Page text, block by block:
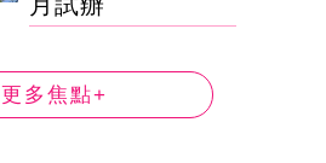
更多焦點+